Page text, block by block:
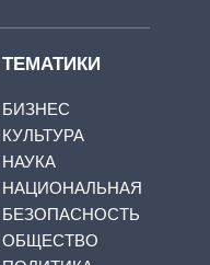
ТЕМАТИКИ
БИЗНЕС
КУЛЬТУРА
НАУКА
НАЦИОНАЛЬНАЯ
БЕЗОПАСНОСТЬ
ОБЩЕСТВО